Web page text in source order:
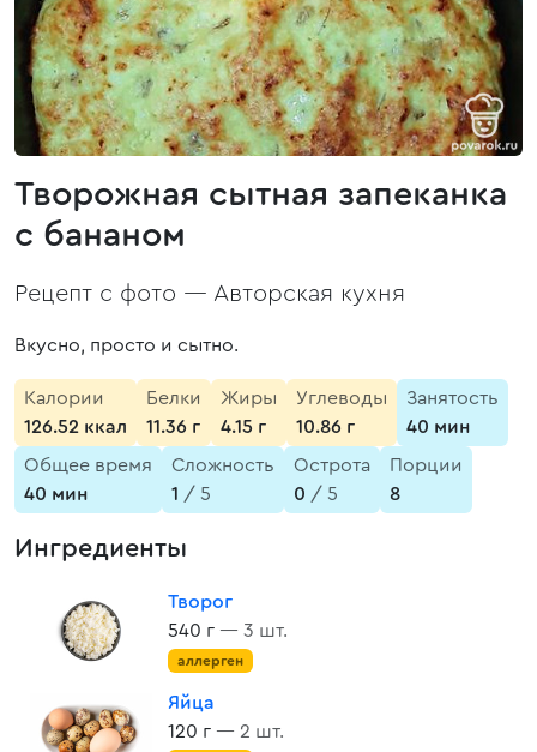
Творожная сытная запеканка
с бананом
Рецепт с фото — Авторская кухня
Вкусно, просто и сытно.
Калории
126.52 ккал
Белки
11.36 г
Жиры
4.15 г
Углеводы
10.86 г
Занятость
40 мин
Общее время
40 мин
Сложность
1 / 5
Острота
0 / 5
Порции
8
Ингредиенты
Творог
540 г — 3 шт.
аллерген
Яйца
120 г — 2 шт.